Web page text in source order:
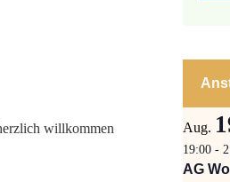
willkommen
Aug.
19:00 -
AG